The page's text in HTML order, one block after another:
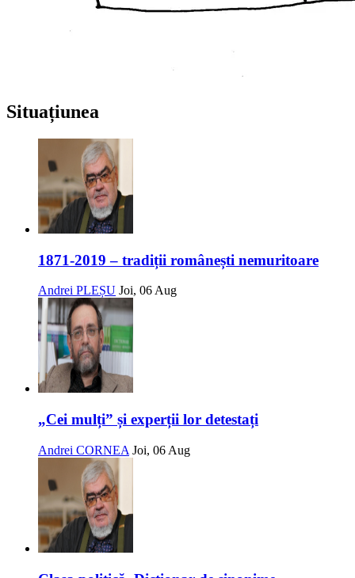
Situațiunea
1871-2019 – tradiții românești nemuritoare
Andrei PLEȘU Joi, 06 Aug
„Cei mulți” și experții lor detestați
Andrei CORNEA Joi, 06 Aug